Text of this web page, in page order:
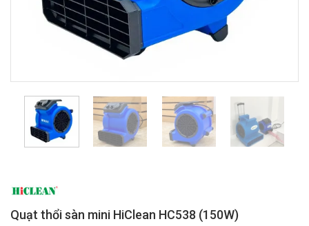
Quạt thổi sàn mini HiClean HC538 (150W)